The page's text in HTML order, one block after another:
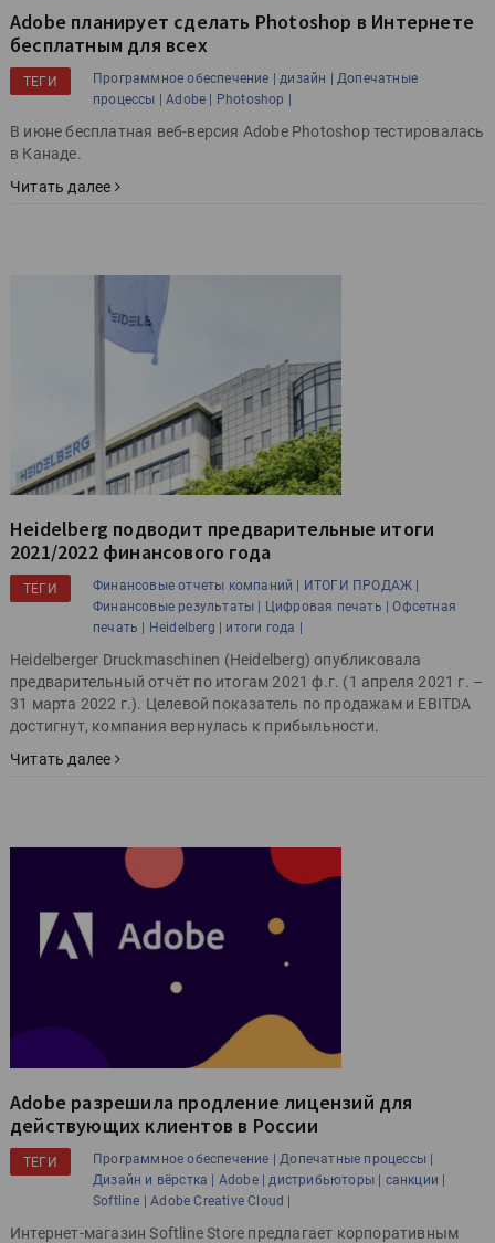
Adobe планирует сделать Photoshop в Интернете
бесплатным для всех
ТЕГИ Программное обеспечение | дизайн | Допечатные
процессы | Adobe | Photoshop |
В июне бесплатная веб-версия Adobe Photoshop тестировалась
в Канаде.
Читать далее
Heidelberg подводит предварительные итоги
2021/2022 финансового года
ТЕГИ Финансовые отчеты компаний |
ИТОГИ ПРОДАЖ |
Финансовые результаты |
Цифровая печать |
Офсетная
печать |
Heidelberg | итоги года |
Heidelberger Druckmaschinen (Heidelberg) опубликовала
предварительный отчёт по итогам 2021 ф.г. (1 апреля 2021 г. –
31 марта 2022 г.). Целевой показатель по продажам и EBITDA
достигнут, компания вернулась к прибыльности.
Читать далее
Adobe разрешила продление лицензий для
действующих клиентов в России
ТЕГИ Программное обеспечение |
Допечатные процессы |
Дизайн и вёрстка |
Adobe | дистрибьюторы |
санкции |
Softline |
Adobe Creative Cloud |
Интернет-магазин Softline Store предлагает корпоративным